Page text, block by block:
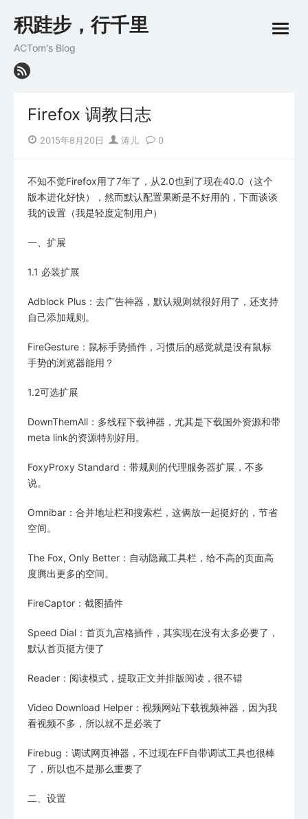
to
积跬步，行千里
ACTom's Blog
open
Firefox 调教日志
Posted
2015年8月20日 Author
涛儿 0
不知不觉Firefox用了7年了，从2.0也到了现在40.0（这个
版本进化好快），然而默认配置果断是不好用的，下面谈谈
我的设置（我是轻度定制用户）
一、扩展
1.1 必装扩展
Adblock Plus：去广告神器，默认规则就很好用了，还支持
自己添加规则。
FireGesture：鼠标手势插件，习惯后的感觉就是没有鼠标
手势的浏览器能用？
1.2可选扩展
DownThemAll：多线程下载神器，尤其是下载国外资源和带
meta link的资源特别好用。
FoxyProxy Standard：带规则的代理服务器扩展，不多
说。
Omnibar：合并地址栏和搜索栏，这俩放一起挺好的，节省
空间。
The Fox, Only Better：自动隐藏工具栏，给不高的页面高
度腾出更多的空间。
FireCaptor：截图插件
Speed Dial：首页九宫格插件，其实现在没有太多必要了，
默认首页挺方便了
Reader：阅读模式，提取正文并排版阅读，很不错
Video Download Helper：视频网站下载视频神器，因为我
看视频不多，所以就不是必装了
Firebug：调试网页神器，不过现在FF自带调试工具也很棒
了，所以也不是那么重要了
二、设置